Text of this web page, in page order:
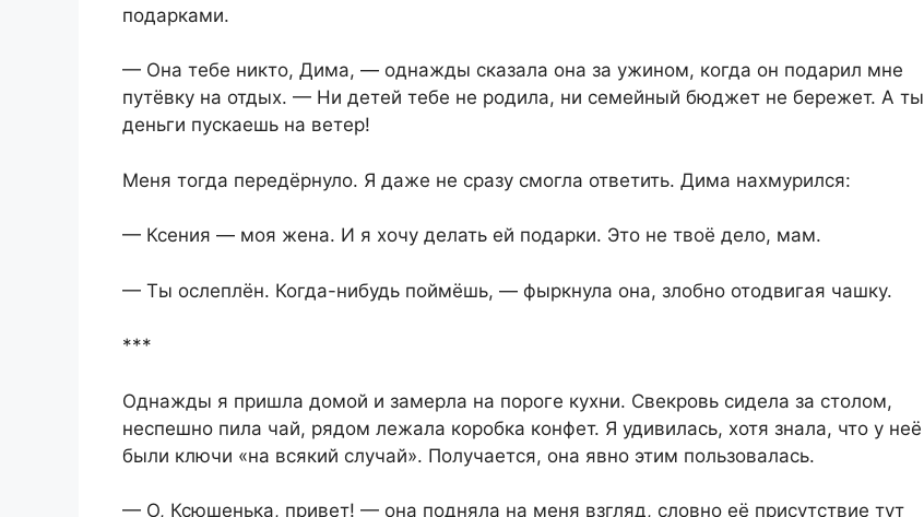
подарками.
— Она тебе никто, Дима, — однажды сказала она за ужином, когда он подарил мне
путёвку на отдых. — Ни детей тебе не родила, ни семейный бюджет не бережет. А ты
деньги пускаешь на ветер!
Меня тогда передёрнуло. Я даже не сразу смогла ответить. Дима нахмурился:
— Ксения — моя жена. И я хочу делать ей подарки. Это не твоё дело, мам.
— Ты ослеплён. Когда-нибудь поймёшь, — фыркнула она, злобно отодвигая чашку.
***
Однажды я пришла домой и замерла на пороге кухни. Свекровь сидела за столом,
неспешно пила чай, рядом лежала коробка конфет. Я удивилась, хотя знала, что у неё
были ключи «на всякий случай». Получается, она явно этим пользовалась.
— О, Ксюшенька, привет! — она подняла на меня взгляд, словно её присутствие тут